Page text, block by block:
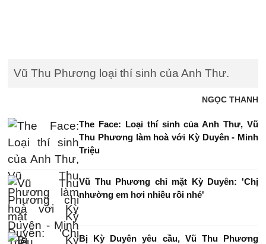
Vũ Thu Phương loại thí sinh của Anh Thư.
NGỌC THANH
The Face: Loại thí sinh của Anh Thư, Vũ
Thu Phương làm hoà với Kỳ Duyên - Minh
Triệu
Vũ Thu Phương chỉ mặt Kỳ Duyên: 'Chị
nhường em hơi nhiều rồi nhé'
Bị Kỳ Duyên yêu cầu, Vũ Thu Phương